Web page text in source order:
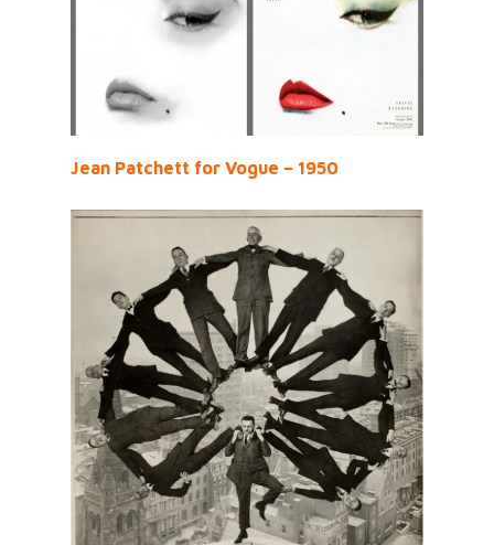
Jean Patchett for Vogue – 1950